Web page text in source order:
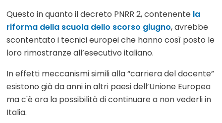
Questo in quanto il decreto PNRR 2, contenente la
riforma della scuola dello scorso giugno, avrebbe
scontentato i tecnici europei che hanno così posto le
loro rimostranze all’esecutivo italiano.
In effetti meccanismi simili alla “carriera del docente”
esistono già da anni in altri paesi dell’Unione Europea
ma c'è ora la possibilità di continuare a non vederli in
Italia.